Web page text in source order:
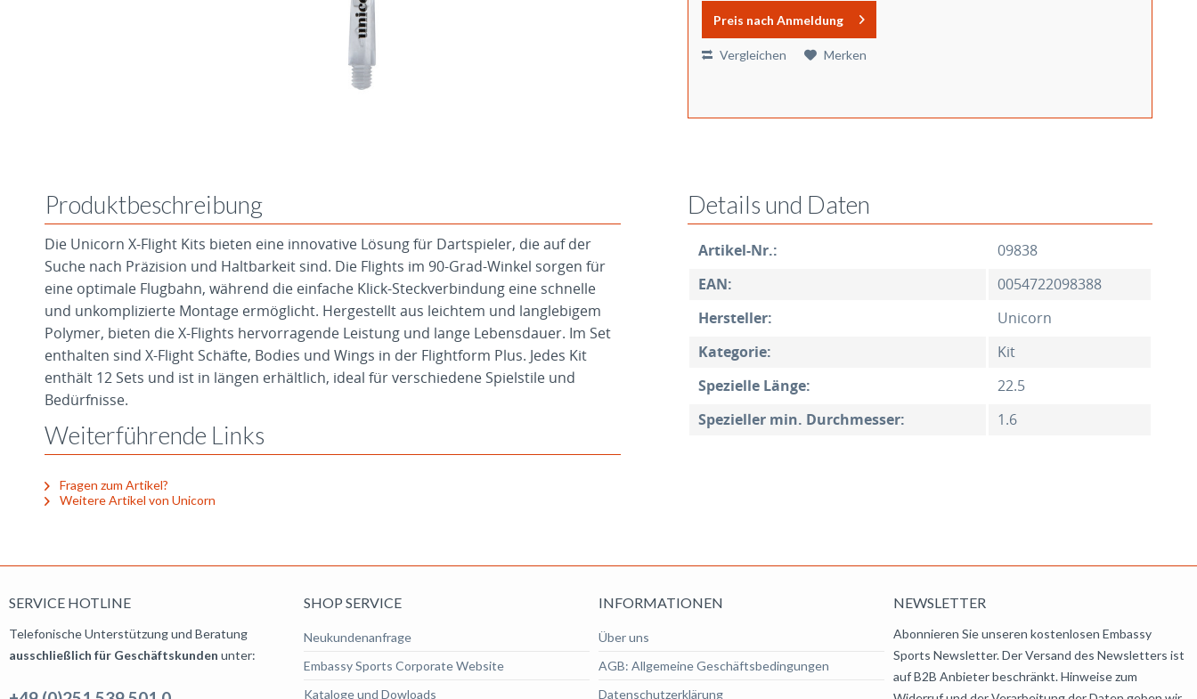
Preis nach Anmeldung
Vergleichen Merken
Produktbeschreibung
Die Unicorn X-Flight Kits bieten eine innovative Lösung für Dartspieler, die auf der
Suche nach Präzision und Haltbarkeit sind. Die Flights im 90-Grad-Winkel sorgen für
eine optimale Flugbahn, während die einfache Klick-Steckverbindung eine schnelle
und unkomplizierte Montage ermöglicht. Hergestellt aus leichtem und langlebigem
Polymer, bieten die X-Flights hervorragende Leistung und lange Lebensdauer. Im Set
enthalten sind X-Flight Schäfte, Bodies und Wings in der Flightform Plus. Jedes Kit
enthält 12 Sets und ist in längen erhältlich, ideal für verschiedene Spielstile und
Bedürfnisse.
Weiterführende Links
Fragen zum Artikel?
Weitere Artikel von Unicorn
Details und Daten
Artikel-Nr.:
09838
EAN:
0054722098388
Hersteller:
Unicorn
Kategorie:
Kit
Spezielle Länge:
22.5
Spezieller min. Durchmesser:
1.6
SERVICE HOTLINE
Telefonische Unterstützung und Beratung
ausschließlich für Geschäftskunden unter:
SHOP SERVICE
Neukundenanfrage
Embassy Sports Corporate Website
Kataloge und Dowloads
INFORMATIONEN
Über uns
AGB: Allgemeine Geschäftsbedingungen
Datenschutzerklärung
NEWSLETTER
Abonnieren Sie unseren kostenlosen Embassy
Sports Newsletter. Der Versand des Newsletters ist
auf B2B Anbieter beschränkt. Hinweise zum